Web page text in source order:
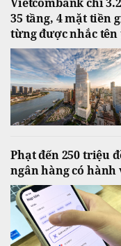
35 tầng, 4 mặt tiền
từng được nhắc
Phạt đến 250 triệu
ngân hàng có hành